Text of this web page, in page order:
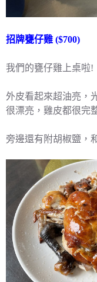
招牌甕仔雞 ($700)
我們的甕仔雞上桌啦!
外皮看起來超油亮，
很漂亮，雞皮都很完
旁邊還有附胡椒鹽，